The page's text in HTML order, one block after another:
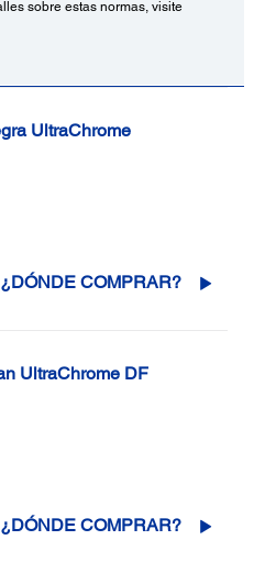
sobre estas normas, visite
UltraChrome
¿DÓNDE COMPRAR?
UltraChrome DF
¿DÓNDE COMPRAR?